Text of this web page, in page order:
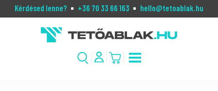
Kérdésed lenne? +36 70 33 66 163 hello@tetoablak.hu